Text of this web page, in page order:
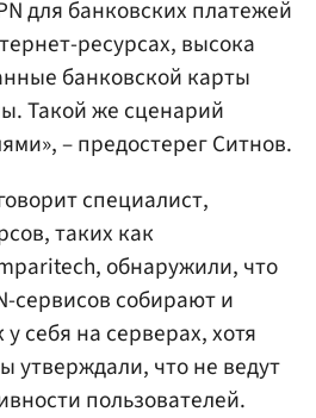
для банковских платежей
ресурсах, высока
банковской карты
Такой же сценарий
– предостерег Ситнов.
специалист,
таких как
обнаружили, что
сервисов собирают и
себя на серверах, хотя
утверждали, что не ведут
пользователей.